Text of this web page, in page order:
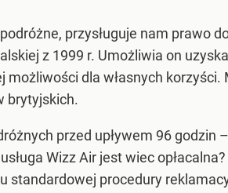
przysługuje nam prawo
z 1999 r. Umożliwia on
dla własnych
brytyjskich.
przed upływem 96 godzin
Wizz Air jest wiec
standardowej procedury